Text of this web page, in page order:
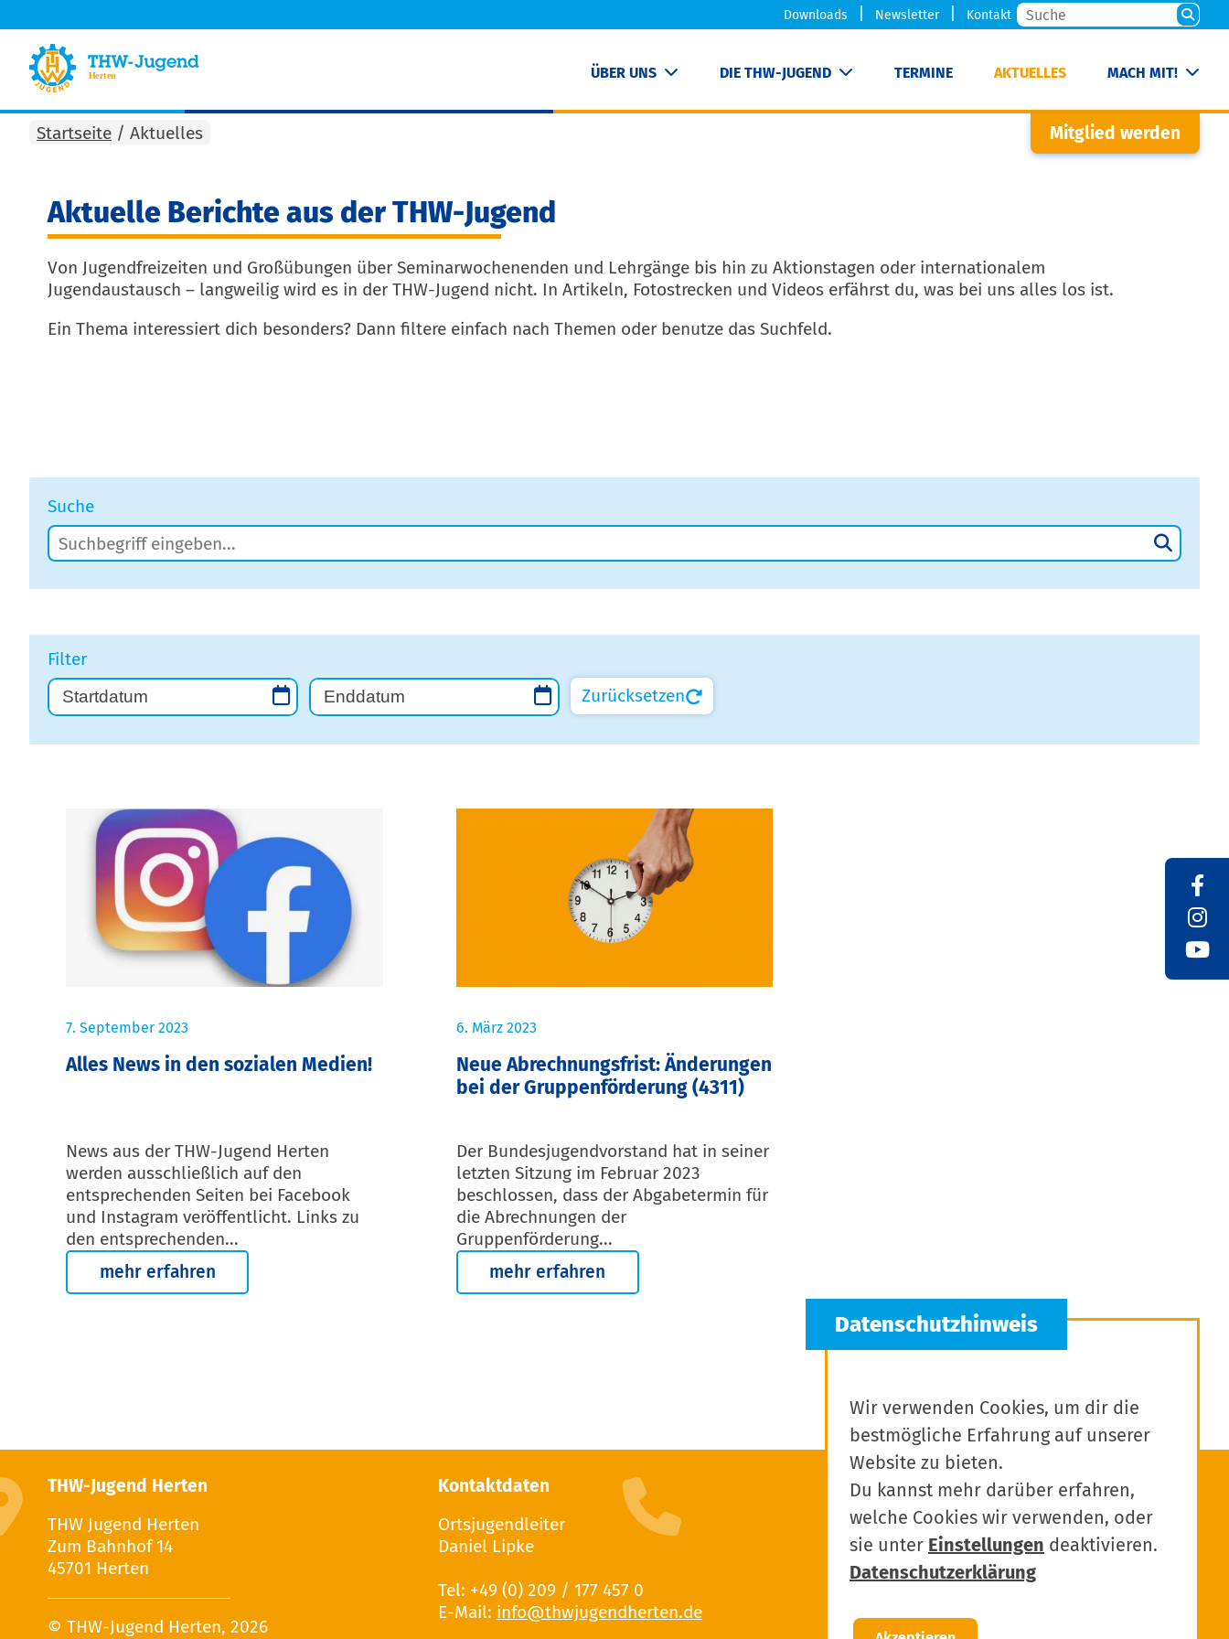
Downloads Newsletter Kontakt
ÜBER UNS DIE THW-JUGEND TERMINE AKTUELLES MACH MIT!
Mitglied werden
Startseite / Aktuelles
Aktuelle Berichte aus der THW-Jugend
Von Jugendfreizeiten und Großübungen über Seminarwochenenden und Lehrgänge bis hin zu Aktionstagen oder internationalem
Jugendaustausch – langweilig wird es in der THW-Jugend nicht. In Artikeln, Fotostrecken und Videos erfährst du, was bei uns alles los ist.
Ein Thema interessiert dich besonders? Dann filtere einfach nach Themen oder benutze das Suchfeld.
Suche
Filter
Zurücksetzen
7. September 2023
Alles News in den sozialen Medien!
News aus der THW-Jugend Herten
werden ausschließlich auf den
entsprechenden Seiten bei Facebook
und Instagram veröffentlicht. Links zu
den entsprechenden...
mehr erfahren
6. März 2023
Neue Abrechnungsfrist: Änderungen
bei der Gruppenförderung (4311)
Der Bundesjugendvorstand hat in seiner
letzten Sitzung im Februar 2023
beschlossen, dass der Abgabetermin für
die Abrechnungen der
Gruppenförderung...
mehr erfahren
THW-Jugend Herten
THW Jugend Herten
Zum Bahnhof 14
45701 Herten
© THW-Jugend Herten, 2026
Kontaktdaten
Ortsjugendleiter
Daniel Lipke
Tel: +49 (0) 209 / 177 457 0
E-Mail:
Wir verwenden Cookies, um dir die
bestmögliche Erfahrung auf unserer
Website zu bieten.
Du kannst mehr darüber erfahren,
welche Cookies wir verwenden, oder
sie unter Einstellungen deaktivieren.
Datenschutzerklärung